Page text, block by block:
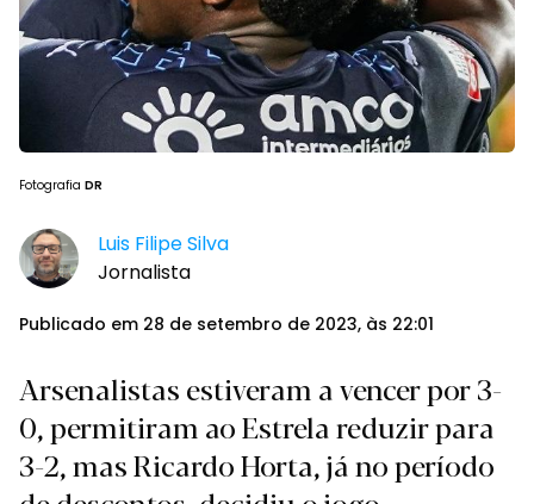
Fotografia DR
Luis Filipe Silva
Jornalista
Publicado em 28 de setembro de 2023, às 22:01
Arsenalistas estiveram a vencer por 3-
0, permitiram ao Estrela reduzir para
3-2, mas Ricardo Horta, já no período